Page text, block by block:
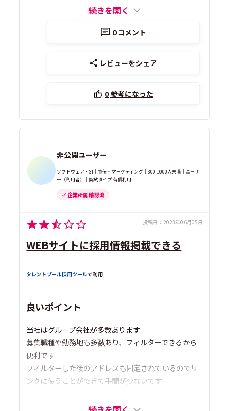
続きを開く
0コメント
レビューをシェア
0参考になった
非公開ユーザー
ソフトウェア・SI｜宣伝・マーケティング｜300-1000人未満｜ユーザ
ー（利用者）｜契約タイプ 有償利用
企業所属 確認済
投稿日： 2023年06月05日
WEBサイトに採用情報掲載できる
タレントプール採用ツールで利用
良いポイント
当社はグループ会社が多数あります
募集職種や勤務地も多数あり、フィルターできるから
便利です
フィルターした後のアドレスも固定されているのでリ
ンクに使うことができて手間が少ないです